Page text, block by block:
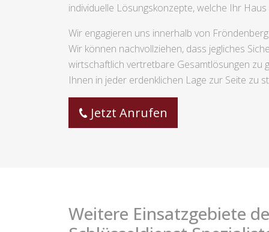
individuelle Lösungskonzepte, welche Ihr
Wir engagieren uns innerhalb von
Wir können nachvollziehen, dass jegliches
wirtschaftlich vertretbare Gesamtlösungen zu
Ihnen in jeder erdenklichen Lage zur Seite zu
Jetzt Anrufen
Weitere Einsatzgebiete